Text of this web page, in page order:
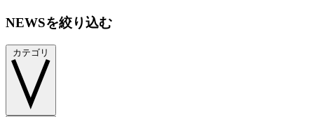
NEWSを絞り込む
カテゴリ